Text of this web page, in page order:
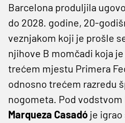
Barcelona produljila
do 2028. godine, 20-
veznjakom koji je prošle
njihove B momčadi koja
trećem mjestu Primera
odnosno trećem razredu
nogometa. Pod
Marqueza Casadó je igrao